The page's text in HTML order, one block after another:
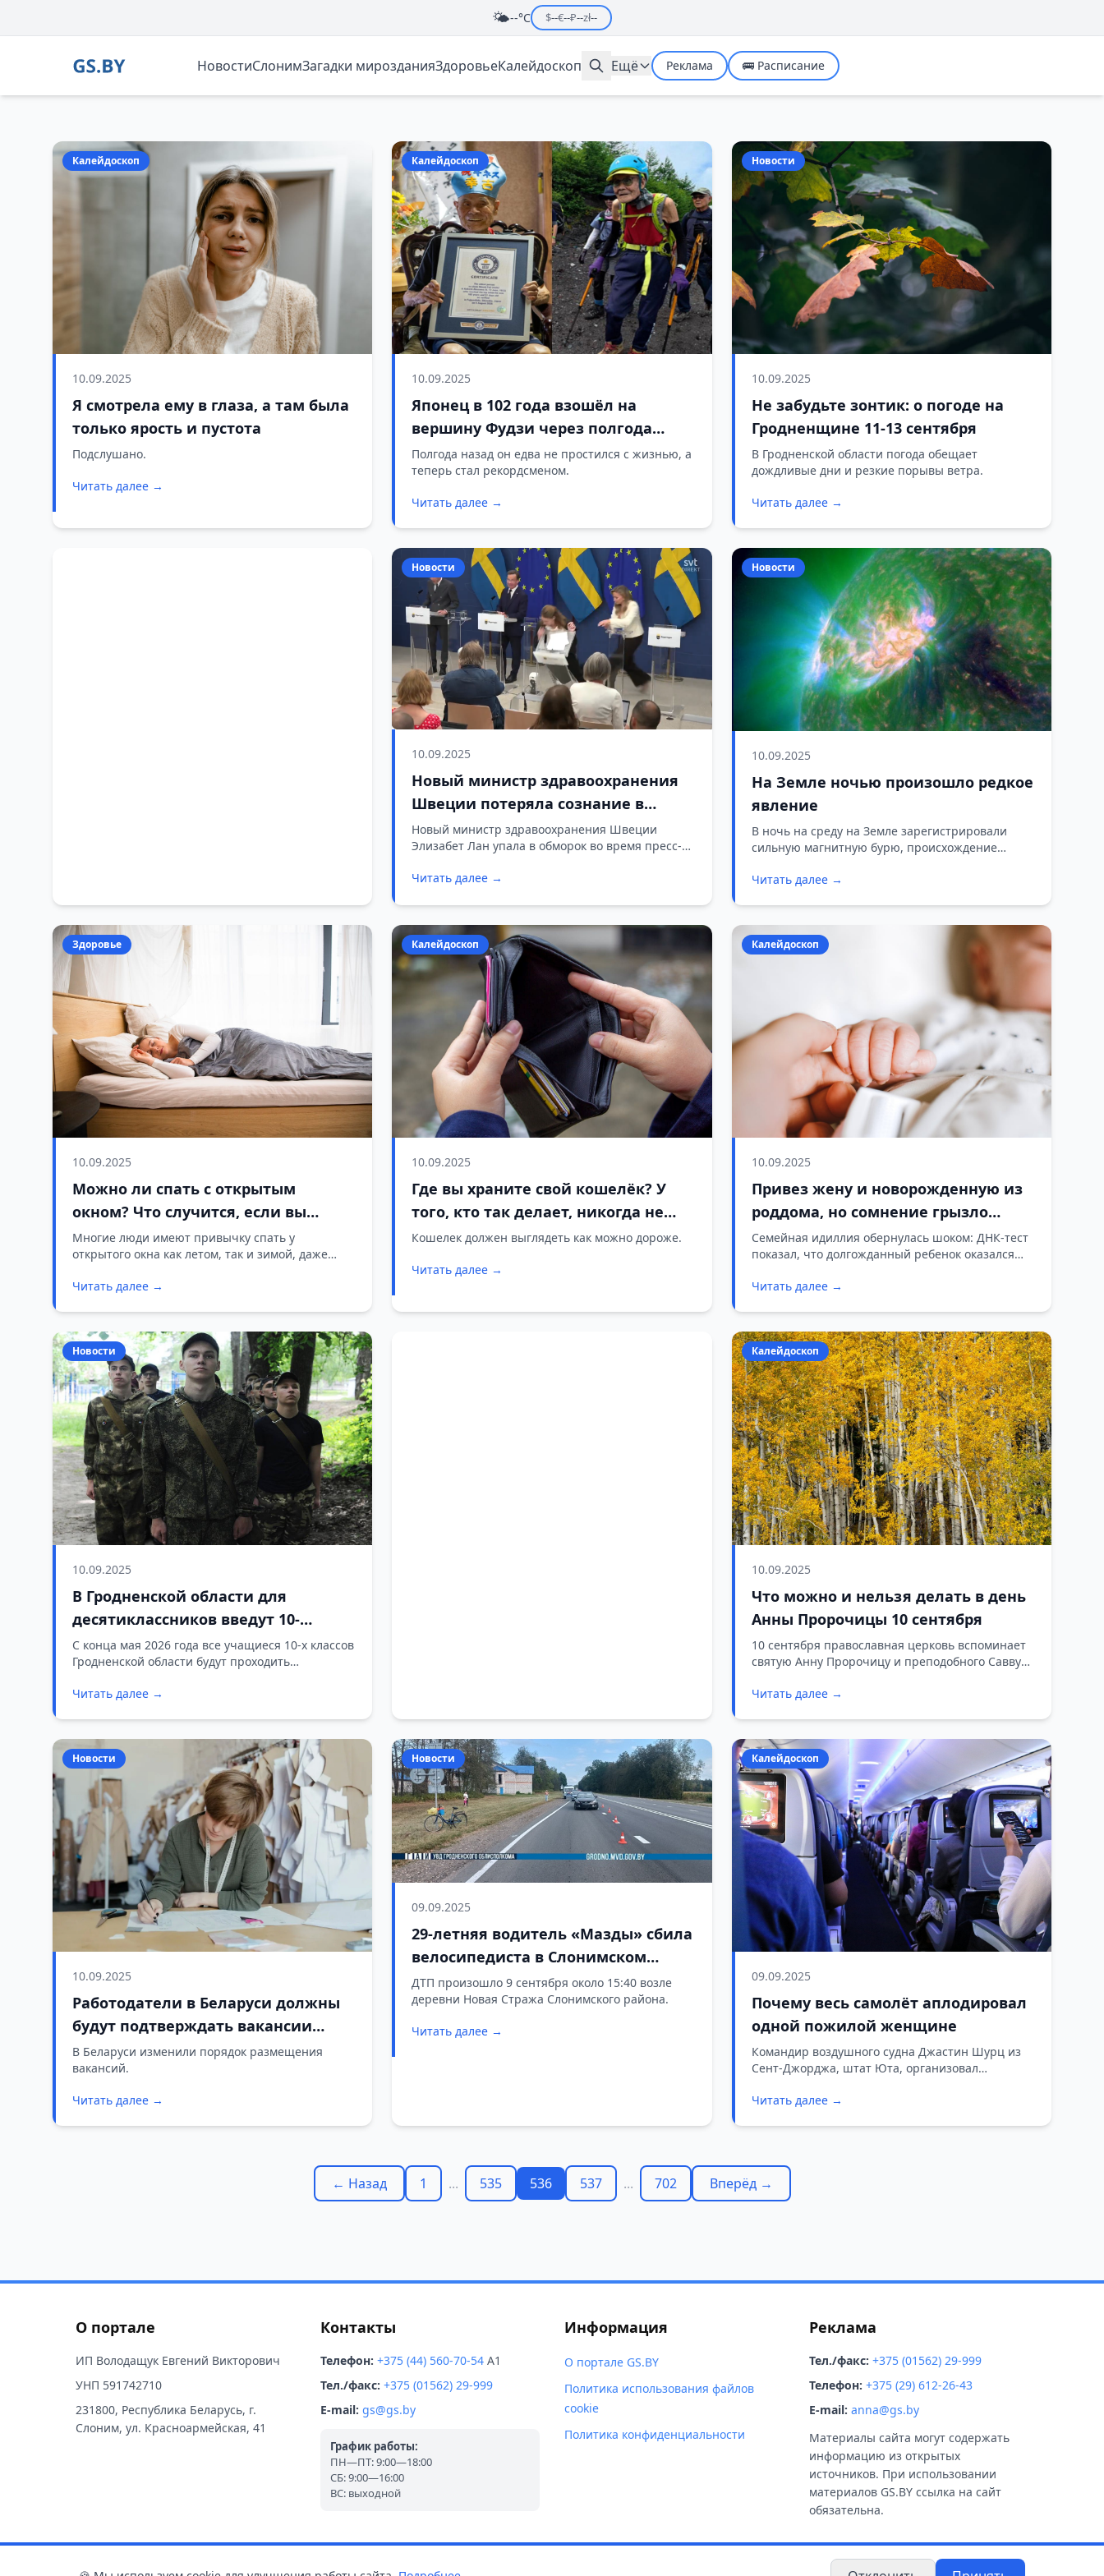
🌤️--°C $--€--₽--zł--
НовостиСлонимЗагадки мирозданияЗдоровьеКалейдоскоп Ещё Реклама 🚌 Расписание
GS.BY — новости Слонима и Беларуси
Калейдоскоп
10.09.2025
Я смотрела ему в глаза, а там была
только ярость и пустота
Подслушано.
Читать далее →
Калейдоскоп
10.09.2025
Японец в 102 года взошёл на
вершину Фудзи через полгода
после остановки сердца
Полгода назад он едва не простился с жизнью, а
теперь стал рекордсменом.
Читать далее →
Новости
10.09.2025
Не забудьте зонтик: о погоде на
Гродненщине 11-13 сентября
В Гродненской области погода обещает
дождливые дни и резкие порывы ветра.
Читать далее →
Новости
10.09.2025
Новый министр здравоохранения
Швеции потеряла сознание в
первый же рабочий день
Новый министр здравоохранения Швеции
Элизабет Лан упала в обморок во время пресс-
Читать далее →
Новости
10.09.2025
На Земле ночью произошло редкое
явление
В ночь на среду на Земле зарегистрировали
сильную магнитную бурю, происхождение
оказалось полной неожиданностью: в прогнозах,
солнечной астрономии ИКИ РАН.
Читать далее →
Здоровье
10.09.2025
Можно ли спать с открытым
окном? Что случится, если вы
заснете таким образом?
Многие люди имеют привычку спать у
открытого окна как летом, так и зимой, даже
связи с этим возникает вопрос: насколько
недостатки?
Читать далее →
Калейдоскоп
10.09.2025
Где вы храните свой кошелёк? У
того, кто так делает, никогда не
будет денег
Кошелек должен выглядеть как можно дороже.
Читать далее →
Калейдоскоп
10.09.2025
Привез жену и новорожденную из
роддома, но сомнение грызло
изнутри: после ДНК-теста мир
рухнул
Семейная идиллия обернулась шоком: ДНК-тест
показал, что долгожданный ребенок оказался
Читать далее →
Новости
10.09.2025
В Гродненской области для
десятиклассников введут 10-
дневные военные сборы
С конца мая 2026 года все учащиеся 10-х классов
Гродненской области будут проходить
сборы. Об этом сообщил начальник главного
Читать далее →
Калейдоскоп
10.09.2025
Что можно и нельзя делать в день
Анны Пророчицы 10 сентября
10 сентября православная церковь вспоминает
святую Анну Пророчицу и преподобного Савву
Читать далее →
Новости
10.09.2025
Работодатели в Беларуси должны
будут подтверждать вакансии
каждые 90 дней
В Беларуси изменили порядок размещения
вакансий.
Читать далее →
Новости
09.09.2025
29-летняя водитель «Мазды» сбила
велосипедиста в Слонимском
районе
ДТП произошло 9 сентября около 15:40 возле
деревни Новая Стража Слонимского района.
Читать далее →
Калейдоскоп
09.09.2025
Почему весь самолёт аплодировал
одной пожилой женщине
Командир воздушного судна Джастин Шурц из
Сент-Джорджа, штат Юта, организовал
Кэролин, которая впервые летела к нему в гости.
Читать далее →
← Назад 1 ... 535 536 537 ... 702 Вперёд →
О портале
ИП Володащук Евгений Викторович
УНП 591742710
231800, Республика Беларусь, г.
Слоним, ул. Красноармейская, 41
Контакты
Телефон: +375 (44) 560-70-54A1
Тел./факс: +375 (01562) 29-999
E-mail: gs@gs.by
График работы:
ПН—ПТ: 9:00—18:00
СБ: 9:00—16:00
ВС: выходной
Информация
О портале GS.BY
Политика использования файлов
cookie
Политика конфиденциальности
Реклама
Тел./факс: +375 (01562) 29-999
Телефон: +375 (29) 612-26-43
E-mail: anna@gs.by
Материалы сайта могут содержать
информацию из открытых
источников. При использовании
материалов GS.BY ссылка на сайт
обязательна.